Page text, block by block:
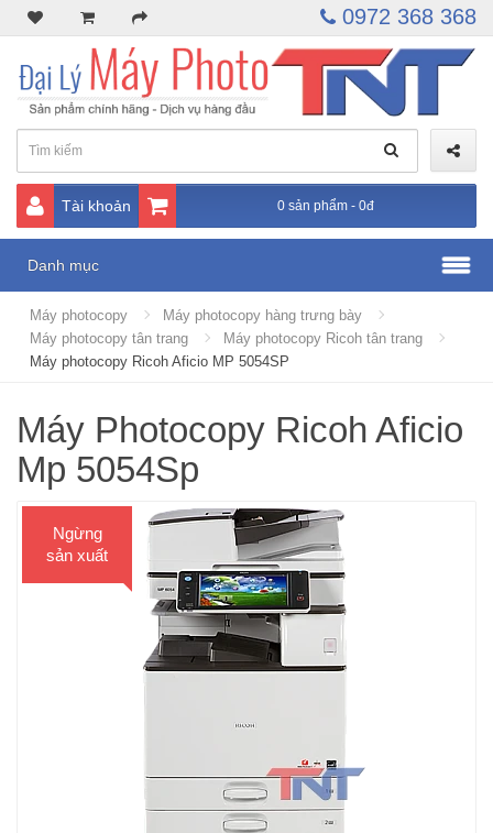
0972 368 368
Tài khoản 0 sản phẩm - 0đ
Danh mục
Máy photocopy
Máy photocopy hàng trưng bày
Máy photocopy tân trang
Máy photocopy Ricoh tân trang
Máy photocopy Ricoh Aficio MP 5054SP
Máy Photocopy Ricoh Aficio
Mp 5054Sp
Ngừng
sản xuất